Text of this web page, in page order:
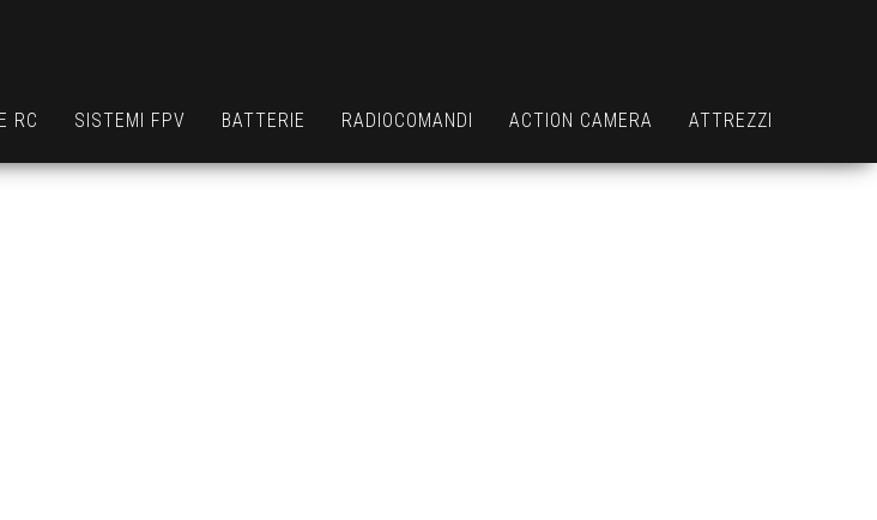
RC SISTEMI FPV BATTERIE RADIOCOMANDI ACTION CAMERA ATTREZZI